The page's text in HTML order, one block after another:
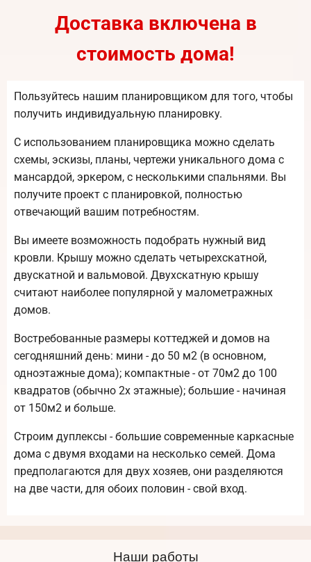
Доставка включена в
стоимость дома!
Пользуйтесь нашим планировщиком для того, чтобы
получить индивидуальную планировку.
С использованием планировщика можно сделать
схемы, эскизы, планы, чертежи уникального дома с
мансардой, эркером, с несколькими спальнями. Вы
получите проект с планировкой, полностью
отвечающий вашим потребностям.
Вы имеете возможность подобрать нужный вид
кровли. Крышу можно сделать четырехскатной,
двускатной и вальмовой. Двухскатную крышу
считают наиболее популярной у малометражных
домов.
Востребованные размеры коттеджей и домов на
сегодняшний день: мини - до 50 м2 (в основном,
одноэтажные дома); компактные - от 70м2 до 100
квадратов (обычно 2х этажные); большие - начиная
от 150м2 и больше.
Строим дуплексы - большие современные каркасные
дома с двумя входами на несколько семей. Дома
предполагаются для двух хозяев, они разделяются
на две части, для обоих половин - свой вход.
Наши работы